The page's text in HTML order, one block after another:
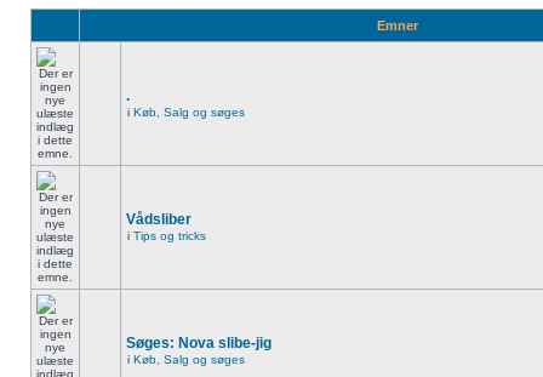
Emner
.
i Køb, Salg og søges
Vådsliber
i Tips og tricks
Søges: Nova slibe-jig
i Køb, Salg og søges